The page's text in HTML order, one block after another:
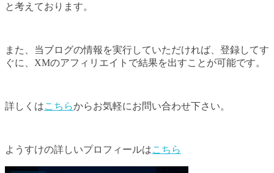
と考えております。
また、当ブログの情報を実行していただければ、登録してす
ぐに、XMのアフィリエイトで結果を出すことが可能です。
詳しくはこちらからお気軽にお問い合わせ下さい。
ようすけの詳しいプロフィールはこちら